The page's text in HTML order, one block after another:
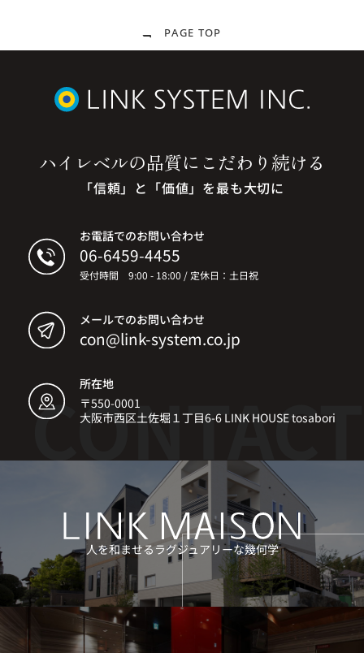
PAGE TOP
ハイレベルの品質に こだわり続ける
「信頼」と「価値」を最も大切に
お電話でのお問い合わせ
06-6459-4455
受付時間 9:00 - 18:00 / 定休日：土日祝
メールでのお問い合わせ
con@link-system.co.jp
所在地
〒550-0001
大阪市西区土佐堀１丁目6-6 LINK HOUSE tosabori
人を和ませるラグジュアリーな幾何学